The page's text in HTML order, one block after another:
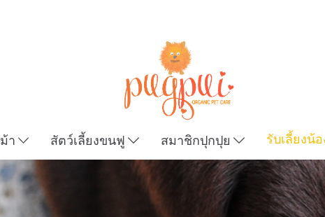
ม้า สัตว์เลี้ยงขนฟู สมาชิกปุกปุย รับเลี้ยงน้อ